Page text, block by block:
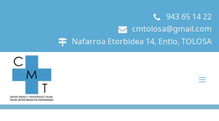
943 65 14 22
cmtolosa@gmail.com
Nafarroa Etorbidea 14, Entlo, TOLOSA